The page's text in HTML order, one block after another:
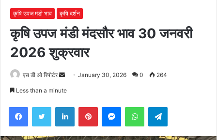
कृषि उपज मंडी भाव कृषि दर्शन
कृषि उपज मंडी मंदसौर भाव 30 जनवरी
2026 शुक्रवार
एस डी ओ रिपोर्टर
Send January 30, 2026 0 264
Less than a minute
FacebookTwitter LinkedInPinterestMessengerWhatsAppTelegram